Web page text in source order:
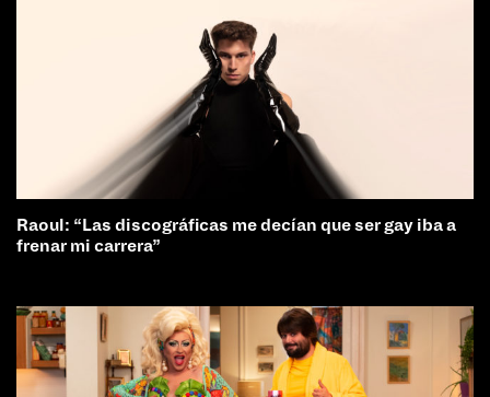
Raoul: “Las discográficas me decían que ser gay iba a
frenar mi carrera”